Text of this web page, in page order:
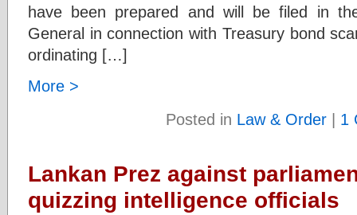
have been prepared and will be filed in
General in connection with Treasury bond
ordinating […]
More >
Posted in Law & Order| 1
Lankan Prez against
quizzing intelligence officials